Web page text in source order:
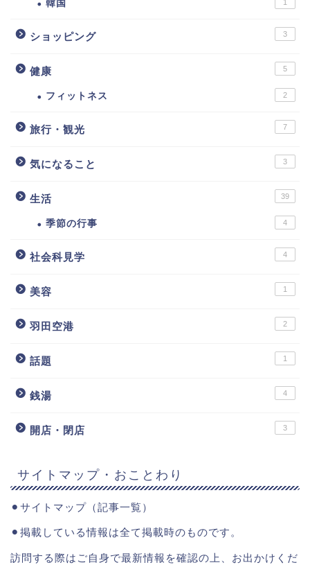
韓国 1
ショッピング 3
健康 5
フィットネス 2
旅行・観光 7
気になること 3
生活 39
季節の行事 4
社会科見学 4
美容 1
羽田空港 2
話題 1
銭湯 4
開店・閉店 3
サイトマップ・おことわり
⚫︎ サイトマップ（記事一覧）
⚫︎掲載している情報は全て掲載時のものです。
訪問する際はご自身で最新情報を確認の上、お出かけくだ